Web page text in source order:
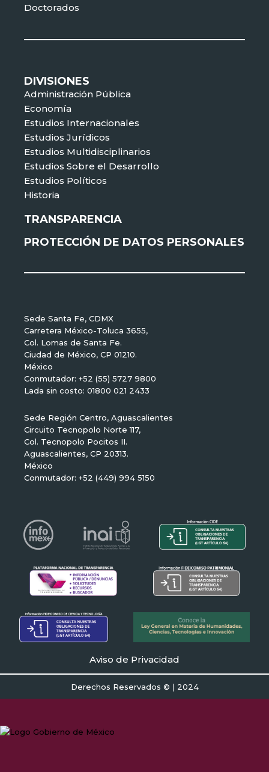
Doctorados
DIVISIONES
Administración Pública
Economía
Estudios Internacionales
Estudios Jurídicos
Estudios Multidisciplinarios
Estudios Sobre el Desarrollo
Estudios Políticos
Historia
TRANSPARENCIA
PROTECCIÓN DE DATOS PERSONALES
Sede Santa Fe, CDMX
Carretera México-Toluca 3655,
Col. Lomas de Santa Fe.
Ciudad de México, CP 01210.
México
Conmutador: +52 (55) 5727 9800
Lada sin costo: 01800 021 2433
Sede Región Centro, Aguascalientes
Circuito Tecnopolo Norte 117,
Col. Tecnopolo Pocitos II.
Aguascalientes, CP 20313.
México
Conmutador: +52 (449) 994 5150
Aviso de Privacidad
Derechos Reservados © | 2024